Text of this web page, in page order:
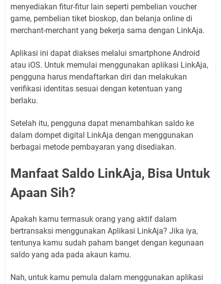
menyediakan fitur-fitur lain seperti pembelian voucher
game, pembelian tiket bioskop, dan belanja online di
merchant-merchant yang bekerja sama dengan LinkAja.
Aplikasi ini dapat diakses melalui smartphone Android
atau iOS. Untuk memulai menggunakan aplikasi LinkAja,
pengguna harus mendaftarkan diri dan melakukan
verifikasi identitas sesuai dengan ketentuan yang
berlaku.
Setelah itu, pengguna dapat menambahkan saldo ke
dalam dompet digital LinkAja dengan menggunakan
berbagai metode pembayaran yang disediakan.
Manfaat Saldo LinkAja, Bisa Untuk
Apaan Sih?
Apakah kamu termasuk orang yang aktif dalam
bertransaksi menggunakan Aplikasi LinkAja? Jika iya,
tentunya kamu sudah paham banget dengan kegunaan
saldo yang ada pada akaun kamu.
Nah, untuk kamu pemula dalam menggunakan aplikasi